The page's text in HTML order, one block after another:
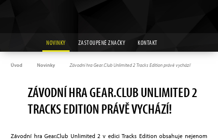
NOVINKY ZASTOUPENÉ ZNAČKY KONTAKT
Úvod Novinky Závodní hra Gear.Club Unlimited 2 Tracks Edition právě vychází!
ZÁVODNÍ HRA GEAR.CLUB UNLIMITED 2
TRACKS EDITION PRÁVĚ VYCHÁZÍ!
Závodní hra Gear.Club Unlimited 2 v edici Tracks Edition obsahuje nejenom